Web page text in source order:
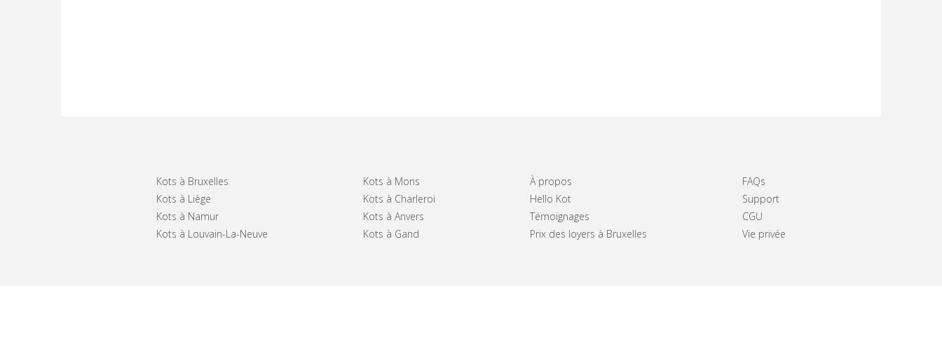
Kots à Bruxelles
Kots à Liège
Kots à Namur
Kots à Louvain-La-Neuve
Kots à Mons
Kots à Charleroi
Kots à Anvers
Kots à Gand
À propos
Hello Kot
Témoignages
Prix des loyers à Bruxelles
FAQs
Support
CGU
Vie privée